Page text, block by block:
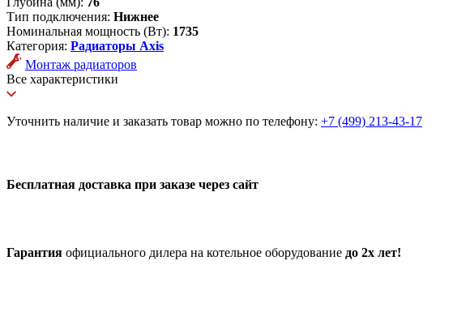
Тип подключения: Нижнее
Номинальная мощность (Вт): 1735
Категория: Радиаторы Axis
Монтаж радиаторов
Все характеристики
Уточнить наличие и заказать товар можно по телефону: +7 (499) 213-43-17
Бесплатная доставка при заказе через сайт
Гарантия официального дилера на котельное оборудование до 2х лет!